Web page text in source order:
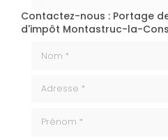
Contactez-nous : Portage
d'impôt Montastruc-la-